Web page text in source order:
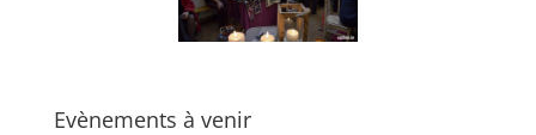
Evènements à venir